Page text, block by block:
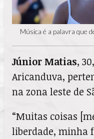
Música é a palavra que
Júnior Matias,
Aricanduva,
na zona leste de
“Muitas coisas
liberdade, minha